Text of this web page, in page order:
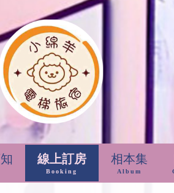
線上訂房
Booking
相本集
Album